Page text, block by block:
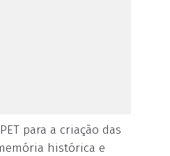
para a criação das
histórica e